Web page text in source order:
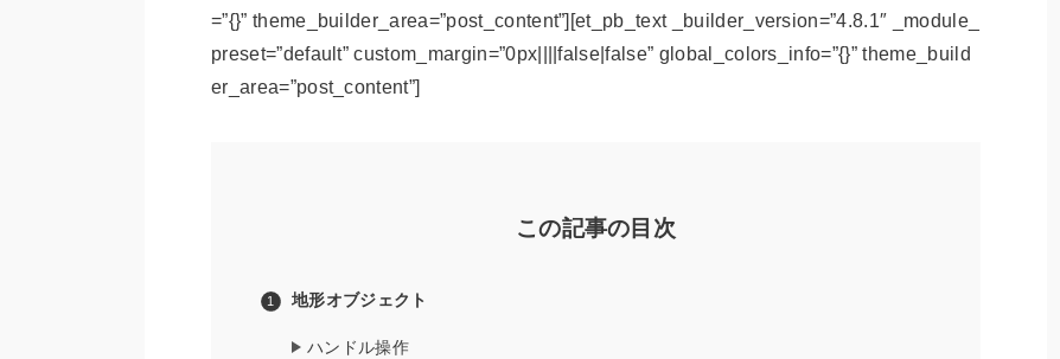
=”{}” theme_builder_area=”post_content”][et_pb_text _builder_version=”4.8.1″ _module_
preset=”default” custom_margin=”0px||||false|false” global_colors_info=”{}” theme_build
er_area=”post_content”]
この記事の目次
地形オブジェクト
ハンドル操作